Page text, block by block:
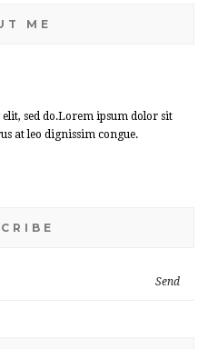
ME
sed do.Lorem ipsum dolor sit
at leo dignissim congue.